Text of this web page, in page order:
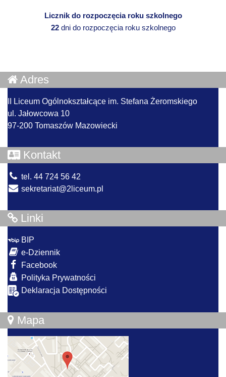
Licznik do rozpoczęcia roku szkolnego
22dni do rozpoczęcia roku szkolnego
Adres
II Liceum Ogólnokształcące im. Stefana Żeromskiego
ul. Jałowcowa 10
97-200 Tomaszów Mazowiecki
Kontakt
tel. 44 724 56 42
sekretariat@2liceum.pl
Linki
BIP
e-Dziennik
Facebook
Polityka Prywatności
Deklaracja Dostępności
Mapa